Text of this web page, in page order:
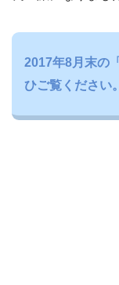
2017年8月末の「
ひご覧ください。